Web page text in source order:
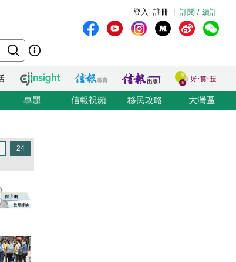
訂閱 / 續訂
註冊
登入
專題 信報視頻 移民攻略 大灣區
24